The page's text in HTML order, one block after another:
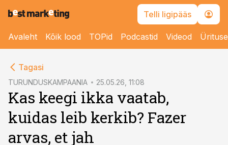
Telli ligipääs
Avaleht Kõik lood TOPid Podcastid Videod
Tagasi
TURUNDUSKAMPAANIA 25.05.26, 11:08
Kas keegi ikka vaatab,
kuidas leib kerkib? Fazer
arvas, et jah